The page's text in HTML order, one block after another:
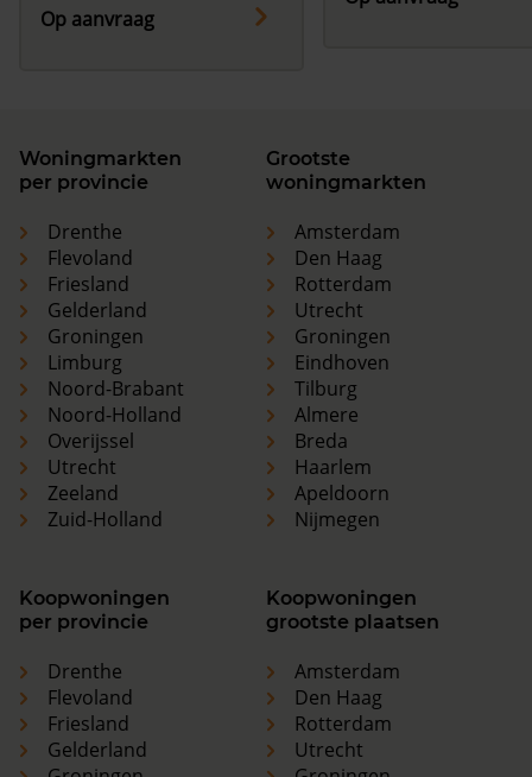
Op aanvraag
Woningmarkten
per provincie
Drenthe
Flevoland
Friesland
Gelderland
Groningen
Limburg
Noord-Brabant
Noord-Holland
Overijssel
Utrecht
Zeeland
Zuid-Holland
Grootste
woningmarkten
Amsterdam
Den Haag
Rotterdam
Utrecht
Groningen
Eindhoven
Tilburg
Almere
Breda
Haarlem
Apeldoorn
Nijmegen
Koopwoningen
per provincie
Drenthe
Flevoland
Friesland
Gelderland
Koopwoningen
grootste plaatsen
Amsterdam
Den Haag
Rotterdam
Utrecht